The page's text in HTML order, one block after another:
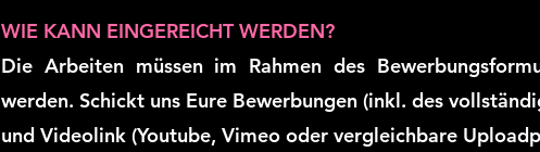
WIE KANN EINGEREICHT WERDEN?
Die Arbeiten müssen im Rahmen des
werden. Schickt uns Eure Bewerbungen (inkl. des
und Videolink (Youtube, Vimeo oder vergleichbare